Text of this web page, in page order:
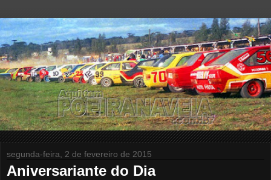
segunda-feira, 2 de fevereiro de 2015
Aniversariante do Dia